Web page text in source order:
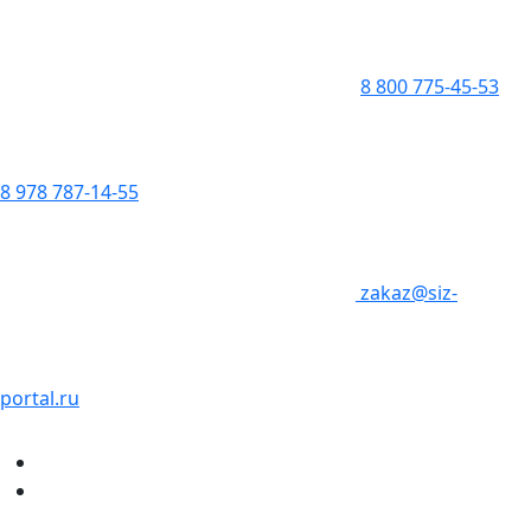
8 800 775-45-53
8 978 787-14-55
zakaz@siz-
portal.ru